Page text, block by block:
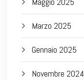
Marzo 2025
Gennaio 2025
Novembre 2024